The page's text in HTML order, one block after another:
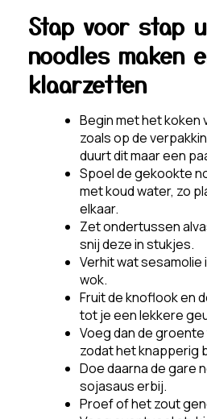
Stap voor stap
noodles maken
klaarzetten
Begin met het koken
zoals op de
duurt dit maar een
Spoel de gekookte
met koud water, zo
elkaar.
Zet ondertussen
snij deze in stukjes.
Verhit wat
wok.
Fruit de knoflook en
tot je een lekkere
Voeg dan de
zodat het knapperig
Doe daarna de gare
sojasaus erbij.
Proef of het zout